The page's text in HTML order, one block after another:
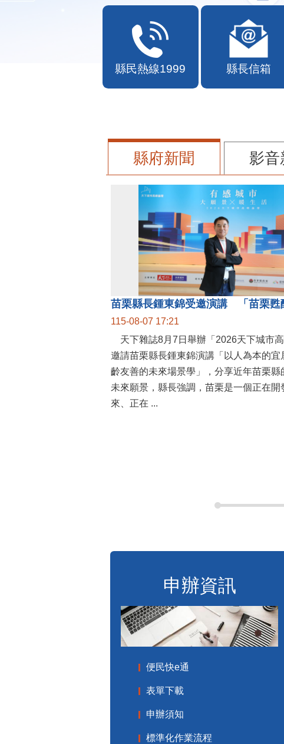
縣民熱線1999 縣長信箱
縣府新聞 影音
115-08-07 17:21
天下雜誌8月7日舉辦「2026天下城市高
邀請苗栗縣長鍾東錦演講「以人為本的宜
齡友善的未來場景學」，分享近年苗栗縣
未來願景，縣長強調，苗栗是一個正在開
來、正在 ...
申辦資訊
便民快e通
表單下載
申辦須知
標準化作業流程